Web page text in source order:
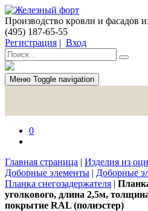
Производство кровли и фасадов
(495) 187-65-55
Регистрация | Вход
Меню Toggle navigation
0
Главная страница | Изделия из
Доборные элементы | Доборные
Планка снегозадержателя |
уголкового, длина 2,5м,
покрытие RAL (полиэстер)